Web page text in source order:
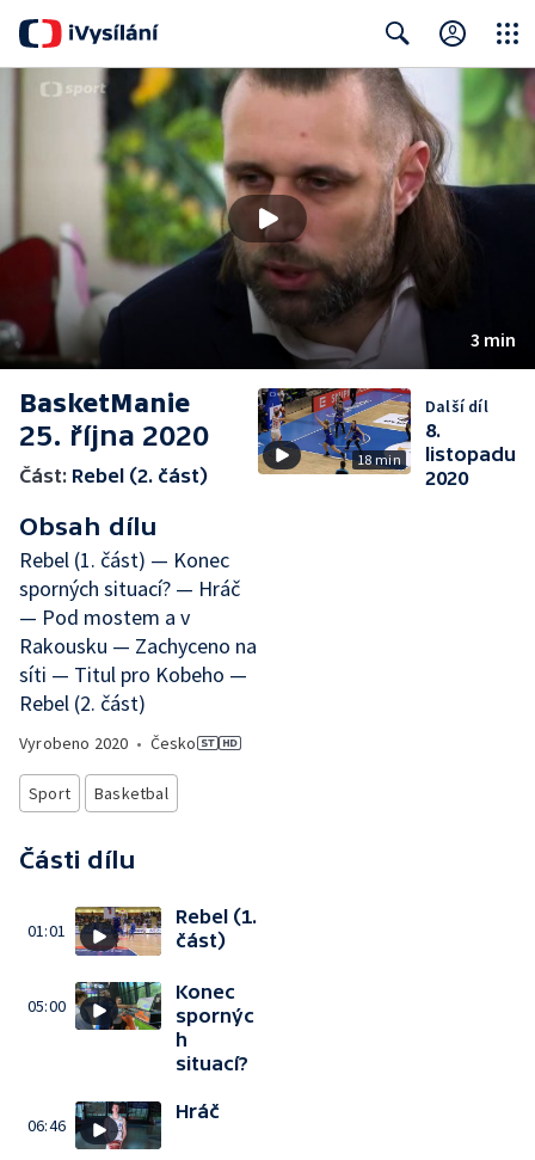
Search Close
3 min
BasketManie
25. října 2020
Část: Rebel (2. část)
Obsah dílu
Rebel (1. část) — Konec
sporných situací? — Hráč
— Pod mostem a v
Rakousku — Zachyceno na
síti — Titul pro Kobeho —
Rebel (2. část)
Vyrobeno 2020 • Česko
Sport Basketbal
Části dílu
01:01
Rebel (1.
část)
05:00
Konec
spornýc
h
situací?
06:46
Hráč
18 min
Další díl
8.
listopadu
2020